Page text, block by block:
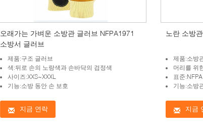
오래가는 가벼운 소방관 글러브 NFPA1971
소방서 글러브
제품:구조 글러브
색:뒤로 손의 노랑색과 손바닥의 검정색
사이즈:XXS~XXXL
기능:소방 동안 손 보호
지금 연락
노란 소방
제품:소방
머리를 위
표준
기능:소방
지금